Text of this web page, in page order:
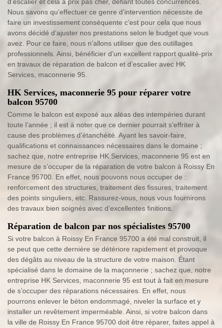
d’escalier et cela à prix pas cher, défiant toutes concurrences.
Nous savons qu’effectuer ce genre d’intervention nécessite de
faire un investissement conséquente c’est pour cela que nous
avons décidé d’ajuster nos prestations selon le budget que vous
avez. Pour ce faire, nous n’allons utiliser que des outillages
professionnels. Ainsi, bénéficier d’un excellent rapport qualité-prix
en travaux de réparation de balcon et d’escalier avec HK
Services, maconnerie 95.
HK Services, maconnerie 95 pour réparer votre
balcon 95700
Comme le balcon est exposé aux aléas des intempéries durant
toute l’année ; il est à noter que ce dernier pourrait s’effriter à
cause des problèmes d’étanchéité. Ayant les savoir-faire,
qualifications et connaissances nécessaires dans le domaine ;
sachez que, notre entreprise HK Services, maconnerie 95 est en
mesure de s’occuper de la réparation de votre balcon à Roissy En
France 95700. En effet, nous pouvons nous occuper de :
renforcement des structures, traitement des fissures, traitement
des points singuliers, etc. Rassurez-vous, nous vous fournirons
des travaux bien soignés avec d’excellentes finitions.
Réparation de balcon par nos spécialistes 95700
Si votre balcon à Roissy En France 95700 a été mal construit, il
se peut que cette dernière se détériore rapidement et provoque
des dégâts au niveau de la structure de votre maison. Étant
spécialisé dans le domaine de la maçonnerie ; sachez que, notre
entreprise HK Services, maconnerie 95 est tout à fait en mesure
de s’occuper des réparations nécessaires. En effet, nous
pourrons enlever le béton endommagé, niveler la surface et y
installer un revêtement imperméable. Ainsi, si votre balcon dans
la ville de Roissy En France 95700 doit être réparer, faites appel à